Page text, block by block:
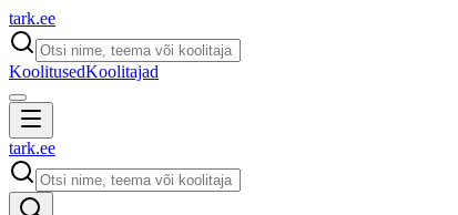
tark.ee
KoolitusedKoolitajad
tark.ee